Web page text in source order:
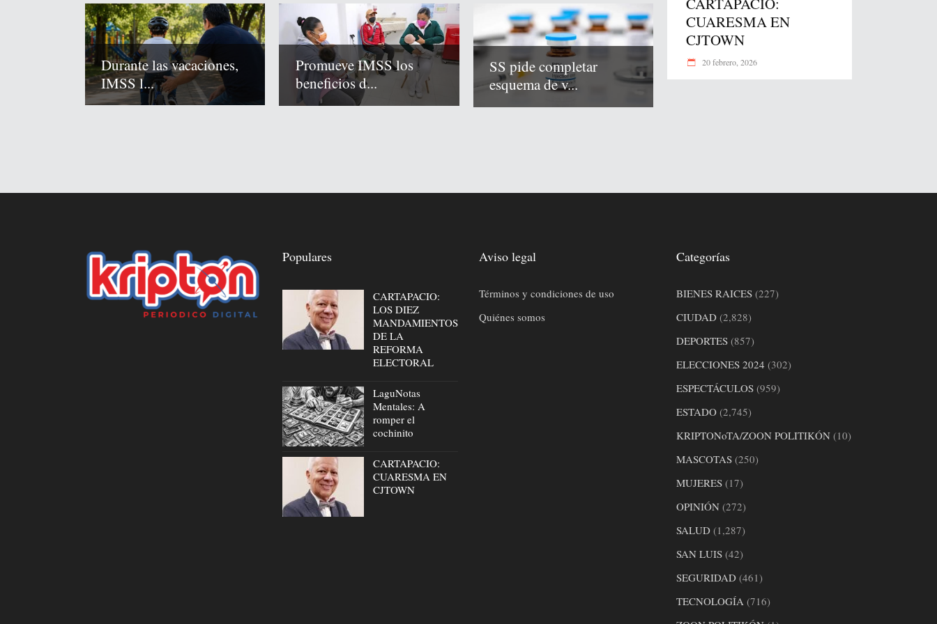
Durante las vacaciones,
IMSS l...
Promueve IMSS los
beneficios d...
SS pide completar
esquema de v...
CUARESMA EN
CJTOWN
20 febrero, 2026
Populares
CARTAPACIO:
LOS DIEZ
MANDAMIENTOS
DE LA
REFORMA
ELECTORAL
LaguNotas
Mentales: A
romper el
cochinito
CARTAPACIO:
CUARESMA EN
CJTOWN
Aviso legal
Términos y condiciones de uso
Quiénes somos
Categorías
BIENES RAICES(227)
CIUDAD(2,828)
DEPORTES(857)
ELECCIONES 2024 (302)
ESPECTÁCULOS(959)
ESTADO(2,745)
KRIPTONoTA/ZOON POLITIKÓN(10)
MASCOTAS(250)
MUJERES(17)
OPINIÓN(272)
SALUD(1,287)
SAN LUIS(42)
SEGURIDAD(461)
TECNOLOGÍA (716)